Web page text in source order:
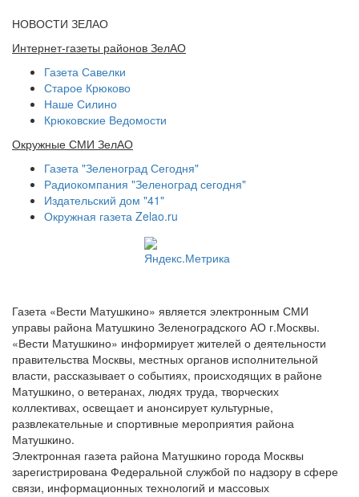
НОВОСТИ ЗЕЛАО
Интернет-газеты районов ЗелАО
Газета Савелки
Старое Крюково
Наше Силино
Крюковские Ведомости
Окружные СМИ ЗелАО
Газета "Зеленоград Сегодня"
Радиокомпания "Зеленоград сегодня"
Издательский дом "41"
Окружная газета Zelao.ru
Газета «Вести Матушкино» является электронным СМИ
управы района Матушкино Зеленоградского АО г.Москвы.
«Вести Матушкино» информирует жителей о деятельности
правительства Москвы, местных органов исполнительной
власти, рассказывает о событиях, происходящих в районе
Матушкино, о ветеранах, людях труда, творческих
коллективах, освещает и анонсирует культурные,
развлекательные и спортивные мероприятия района
Матушкино.
Электронная газета района Матушкино города Москвы
зарегистрирована Федеральной службой по надзору в сфере
связи, информационных технологий и массовых